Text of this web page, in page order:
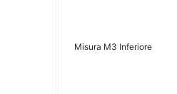
Misura M3 Inferiore Conf